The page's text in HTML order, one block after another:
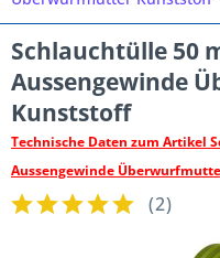
Schlauchtülle 50
Aussengewinde
Kunststoff
Technische Daten zum Artikel
Aussengewinde
(2)